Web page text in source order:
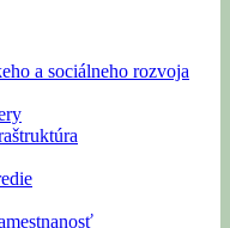
a sociálneho rozvoja